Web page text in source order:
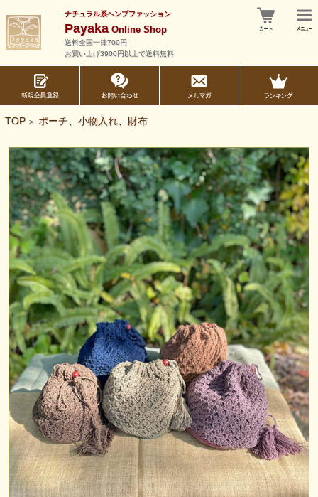
ナチュラル系ヘンプファッション
PayakaOnline Shop
送料全国一律700円
お買い上げ3900円以上で送料無料
TOP > ポーチ、小物入れ、財布